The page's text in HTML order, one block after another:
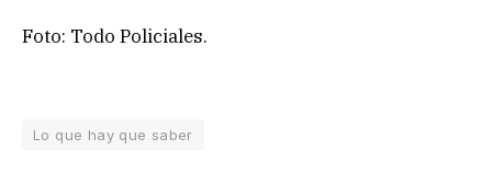
Foto: Todo Policiales.
Lo que hay que saber